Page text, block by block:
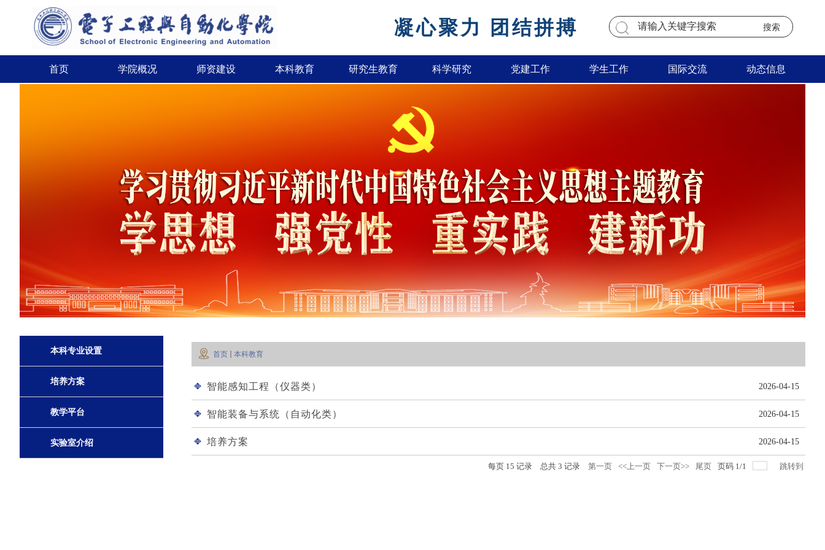
凝心聚力 团结拼搏
首页 学院概况 师资建设 本科教育 研究生教育 科学研究 党建工作 学生工作 国际交流 动态信息
本科专业设置
培养方案
教学平台
实验室介绍
首页 本科教育
智能感知工程（仪器类） 2026-04-15
智能装备与系统（自动化类） 2026-04-15
培养方案 2026-04-15
每页 15 记录 总共 3 记录 第一页 <<上一页 下一页>> 尾页 页码 1/1 跳转到